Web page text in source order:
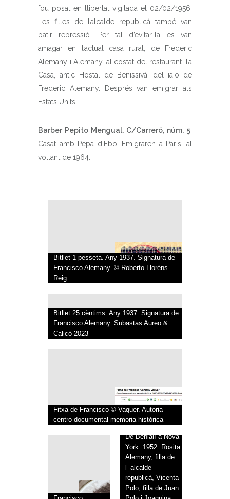
fou posat en llibertat vigilada el 02/02/1956.
Les filles de l’alcalde republicà també van
patir repressió. Per tal d’evitar-la es van
amagar en l’actual casa rural, de Frederic
Alemany i Alemany, al costat del restaurant Ta
Casa, antic Hostal de Benissivà, del iaio de
Frederic Alemany. Després van emigrar als
Estats Units.
Barber Pepito Mengual. C/Carreró, núm. 5
Casat amb Pepa d’Ebo. Emigraren a Paris, al
voltant de 1964.
Bitllet 1 pesseta. Any 1937. Signatura de
Francisco Alemany. © Roberto Lloréns
Reig
Bitllet 25 cèntims. Any 1937. Signatura de
Francisco Alemany. Subastas Aureo &
Calicó 2023
Fitxa de Francisco © Vaquer. Autoria_
centro documental memoria histórica
De Benialí a Nova
York. 1952. Rosita
Alemany, filla de
l_alcalde
republicà, Vicenta
Polo, filla de Juan